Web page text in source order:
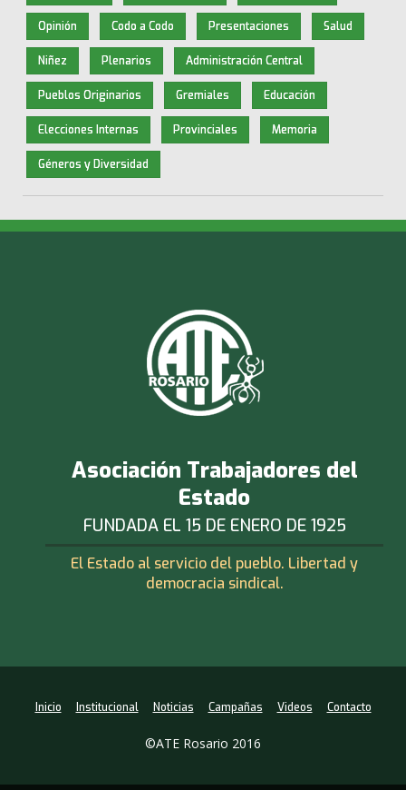
Opinión Codo a Codo Presentaciones Salud
Niñez Plenarios Administración Central
Pueblos Originarios Gremiales Educación
Elecciones Internas Provinciales Memoria
Géneros y Diversidad
Asociación Trabajadores del
Estado
FUNDADA EL 15 DE ENERO DE 1925
El Estado al servicio del pueblo. Libertad y
democracia sindical.
Inicio Institucional Noticias Campañas Videos Contacto
©ATE Rosario 2016